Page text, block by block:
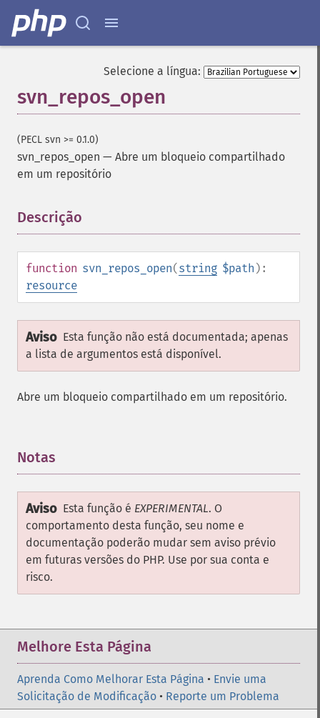
Selecione a língua:
svn_repos_open
(PECL svn >= 0.1.0)
svn_repos_open — Abre um bloqueio compartilhado
em um repositório
Descrição
function svn_repos_open(string $path ):
resource
Aviso Esta função não está documentada; apenas
a lista de argumentos está disponível.
Abre um bloqueio compartilhado em um repositório.
Notas
Aviso Esta função é EXPERIMENTAL. O
comportamento desta função, seu nome e
documentação poderão mudar sem aviso prévio
em futuras versões do PHP. Use por sua conta e
risco.
Melhore Esta Página
Aprenda Como Melhorar Esta Página • Envie uma
Solicitação de Modificação • Reporte um Problema